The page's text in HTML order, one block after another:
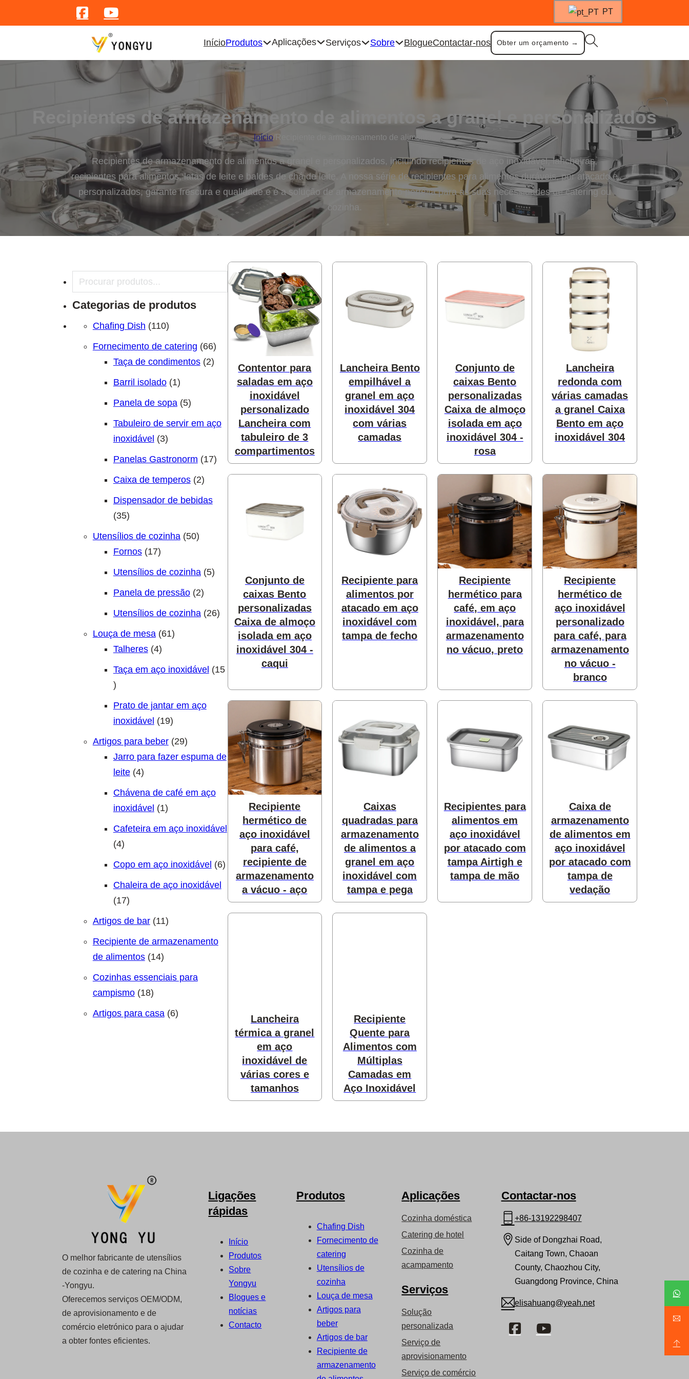
PT
InícioProdutos Aplicações Serviços Sobre BlogueContactar-nos Obter um orçamento →
Recipientes de armazenamento de alimentos a granel e personalizados
Início/Recipiente de armazenamento de alimentos
Recipientes de armazenamento de alimentos a granel e personalizados, incluindo recipientes de aço inoxidável, lancheiras,
recipientes para alimentos, latas de leite e baldes de chá de leite. A nossa série de recipientes para alimentos duráveis, por atacado e
personalizados, garante frescura e qualidade e é a solução de armazenamento perfeita para as suas necessidades de catering ou
cozinha.
Pesquisar
Categorias de produtos
Chafing Dish 110110 produtos
Fornecimento de catering 6666 produtos
Taça de condimentos 22 produtos
Barril isolado 11 produto
Panela de sopa 55 produtos
Tabuleiro de servir em aço
inoxidável
33 produtos
Panelas Gastronorm 1717 produtos
Caixa de temperos 22 produtos
Dispensador de bebidas
3535 produtos
Utensílios de cozinha 5050 produtos
Fornos 1717 produtos
Utensílios de cozinha 55 produtos
Panela de pressão 22 produtos
Utensílios de cozinha 2626 produtos
Louça de mesa 6161 produtos
Talheres 44 produtos
Taça em aço inoxidável
15
15 produtos
Prato de jantar em aço
inoxidável
1919 produtos
Artigos para beber 2929 produtos
Jarro para fazer espuma de
leite 44 produtos
Chávena de café em aço
inoxidável
11 produto
Cafeteira em aço inoxidável
44 produtos
Copo em aço inoxidável 66 produtos
Chaleira de aço inoxidável
1717 produtos
Artigos de bar 1111 produtos
Recipiente de armazenamento
de alimentos 1414 produtos
Cozinhas essenciais para
campismo 1818 produtos
Artigos para casa 66 produtos
Contentor para
saladas em aço
inoxidável
personalizado
Lancheira com
tabuleiro de 3
compartimentos
Lancheira Bento
empilhável a
granel em aço
inoxidável 304
com várias
camadas
Conjunto de
caixas Bento
personalizadas
Caixa de almoço
isolada em aço
inoxidável 304 -
rosa
Lancheira
redonda com
várias camadas
a granel Caixa
Bento em aço
inoxidável 304
Conjunto de
caixas Bento
personalizadas
Caixa de almoço
isolada em aço
inoxidável 304 -
caqui
Recipiente para
alimentos por
atacado em aço
inoxidável com
tampa de fecho
Recipiente
hermético para
café, em aço
inoxidável, para
armazenamento
no vácuo, preto
Recipiente
hermético de
aço inoxidável
personalizado
para café, para
armazenamento
no vácuo -
branco
Recipiente
hermético de
aço inoxidável
para café,
recipiente de
armazenamento
a vácuo - aço
Caixas
quadradas para
armazenamento
de alimentos a
granel em aço
inoxidável com
tampa e pega
Recipientes para
alimentos em
aço inoxidável
por atacado com
tampa Airtigh e
tampa de mão
Caixa de
armazenamento
de alimentos em
aço inoxidável
por atacado com
tampa de
vedação
Lancheira
térmica a granel
em aço
inoxidável de
várias cores e
tamanhos
Recipiente
Quente para
Alimentos com
Múltiplas
Camadas em
Aço Inoxidável
O melhor fabricante de utensílios
de cozinha e de catering na China
-Yongyu.
Oferecemos serviços OEM/ODM,
de aprovisionamento e de
comércio eletrónico para o ajudar
a obter fontes eficientes.
Ligações
rápidas
Início
Produtos
Sobre
Yongyu
Blogues e
notícias
Contacto
Produtos
Chafing Dish
Fornecimento de
catering
Utensílios de
cozinha
Louça de mesa
Artigos para
beber
Artigos de bar
Recipiente de
armazenamento
Aplicações
Cozinha doméstica
Catering de hotel
Cozinha de
acampamento
Serviços
Solução
personalizada
Serviço de
aprovisionamento
Serviço de comércio
Contactar-nos
+86-13192298407
Side of Dongzhai Road,
Caitang Town, Chaoan
County, Chaozhou City,
Guangdong Province, China
elisahuang@yeah.net